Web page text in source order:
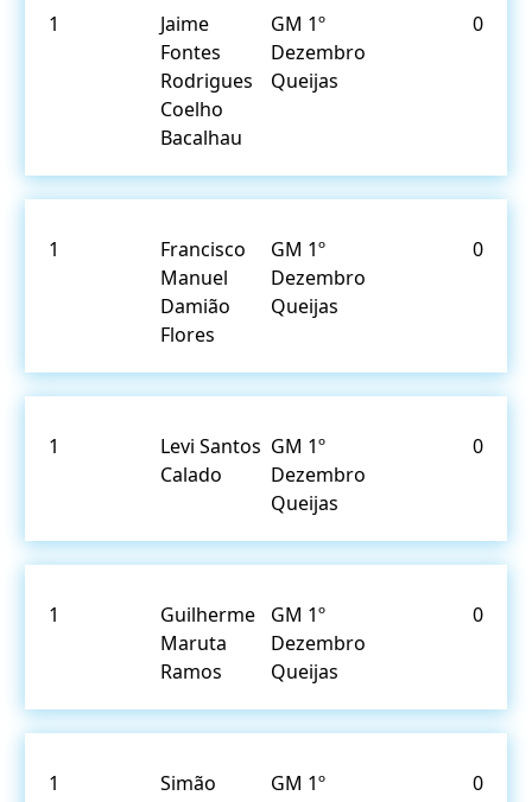
1
Jaime
Fontes
Rodrigues
Coelho
Bacalhau
GM 1º
Dezembro
Queijas
0
1
Francisco
Manuel
Damião
Flores
GM 1º
Dezembro
Queijas
0
1
Levi Santos
Calado
GM 1º
Dezembro
Queijas
0
1
Guilherme
Maruta
Ramos
GM 1º
Dezembro
Queijas
0
1
Simão
GM 1º
0